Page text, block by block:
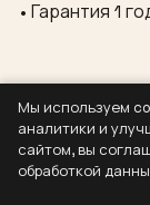
• Гарантия 1
Мы используем
аналитики и
сайтом, вы
обработкой